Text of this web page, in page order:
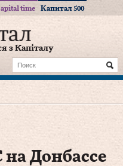
time Капитал 500
з Капіталу
Донбассе